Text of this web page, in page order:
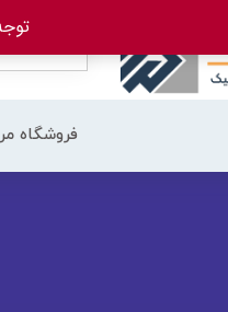
توجه
فروشگاه